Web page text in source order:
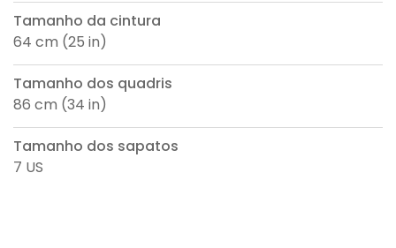
Tamanho da cintura
64 cm (25 in)
Tamanho dos quadris
86 cm (34 in)
Tamanho dos sapatos
7 US